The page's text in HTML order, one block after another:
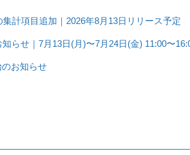
集計項目追加｜2026年8月13日リリース予定
らせ｜7月13日(月)〜7月24日(金) 11:00〜
お知らせ